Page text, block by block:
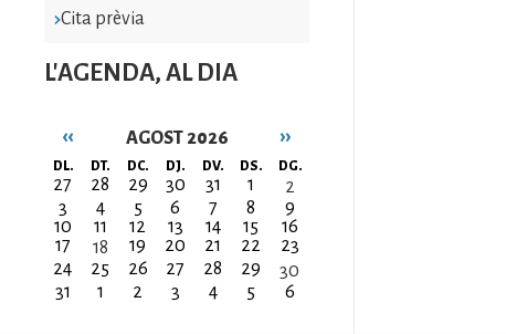
Cita prèvia
L'AGENDA, AL DIA
AGOST 2026
Paginació
‹‹ ››
DL. DT. DC. DJ. DV. DS. DG.
27 28 29 30 31 1
2
3
4 5 6 7 8
9
10
11 12 13 14 15
16
17
18 19 20 21 22
23
24
25 26 27 28 29
30
31
1 2 3 4 5 6